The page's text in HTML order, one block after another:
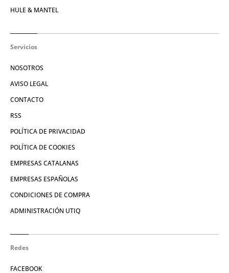
HULE & MANTEL
Servicios
NOSOTROS
AVISO LEGAL
CONTACTO
RSS
POLÍTICA DE PRIVACIDAD
POLÍTICA DE COOKIES
EMPRESAS CATALANAS
EMPRESAS ESPAÑOLAS
CONDICIONES DE COMPRA
ADMINISTRACIÓN UTIQ
Redes
FACEBOOK